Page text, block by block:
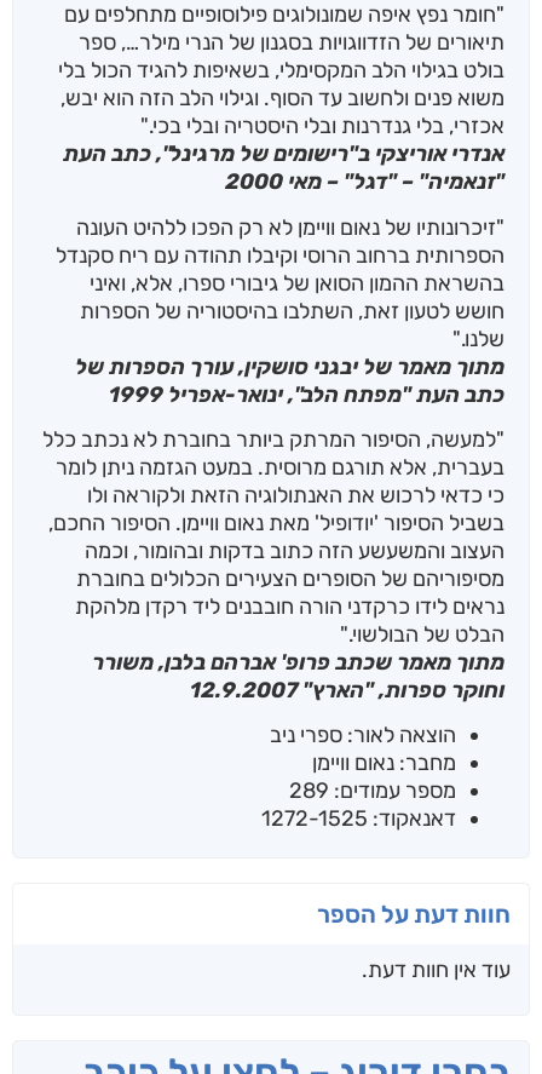
"חומר נפץ איפה שמונולוגים פילוסופיים מתחלפים עם
תיאורים של הזדווגויות בסגנון של הנרי מילר…, ספר
בולט בגילוי הלב המקסימלי, בשאיפות להגיד הכול בלי
משוא פנים ולחשוב עד הסוף. וגילוי הלב הזה הוא יבש,
אכזרי, בלי גנדרנות ובלי היסטריה ובלי בכי."
אנדרי אוריצקי ב"רישומים של מרגינל", כתב העת
"זנאמיה" – "דגל" – מאי 2000
"זיכרונותיו של נאום וויימן לא רק הפכו ללהיט העונה
הספרותית ברחוב הרוסי וקיבלו תהודה עם ריח סקנדל
בהשראת ההמון הסואן של גיבורי ספרו, אלא, ואיני
חושש לטעון זאת, השתלבו בהיסטוריה של הספרות
שלנו."
מתוך מאמר של יבגני סושקין, עורך הספרות של
כתב העת "מפתח הלב", ינואר-אפריל 1999
"למעשה, הסיפור המרתק ביותר בחוברת לא נכתב כלל
בעברית, אלא תורגם מרוסית. במעט הגזמה ניתן לומר
כי כדאי לרכוש את האנתולוגיה הזאת ולקוראה ולו
בשביל הסיפור 'יודופיל' מאת נאום וויימן. הסיפור החכם,
העצוב והמשעשע הזה כתוב בדקות ובהומור, וכמה
מסיפוריהם של הסופרים הצעירים הכלולים בחוברת
נראים לידו כרקדני הורה חובבנים ליד רקדן מלהקת
הבלט של הבולשוי."
מתוך מאמר שכתב פרופ' אברהם בלבן, משורר
וחוקר ספרות, "הארץ" 12.9.2007
הוצאה לאור: ספרי ניב
מחבר: נאום וויימן
מספר עמודים: 289
דאנאקוד: 1272-1525
חוות דעת על הספר
עוד אין חוות דעת.